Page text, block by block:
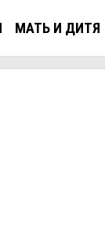
МАТЬ И ДИТЯ